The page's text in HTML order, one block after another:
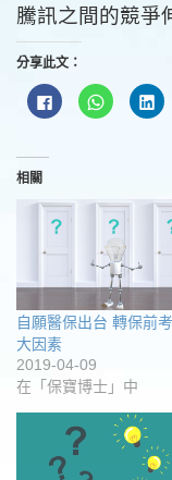
騰訊之間的競爭
分享此文：
按
一
新
窗
啟)
分
享
開
分
享
開
相關
自願醫保出台 轉保前
大因素
2019-04-09
在「保寶博士」中